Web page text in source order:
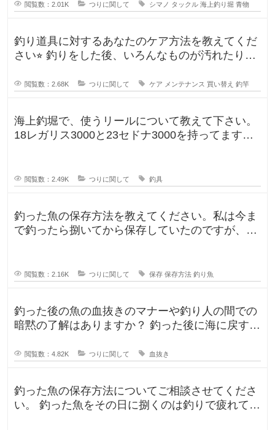
閲覧数：2.01K つりに関して シマノ タックル 海上釣り堀 青物
釣り道具に対するあなたのケア方法を教えてくだ
さい⭐︎ 釣りをした後、いろんなものが汚れたりし
閲覧数：2.68K つりに関して ケア メンテナンス 買い替え 釣竿
海上釣堀で、使うリールについて教えて下さい。
18レガリス3000と23セドナ3000を持ってます。
閲覧数：2.49K つりに関して 釣具
釣った魚の保存方法を教えてください。私は今ま
で釣ったら捌いてから保存していたのですが、人
閲覧数：2.16K つりに関して 保存 保存方法 釣り魚
釣った後の魚の血抜きのマナーや釣り人の間での
暗黙の了解はありますか？ 釣った後に海に戻す
閲覧数：4.82K つりに関して 血抜き
釣った魚の保存方法についてご相談させてくださ
い。 釣った魚をその日に捌くのは釣りで疲れてい